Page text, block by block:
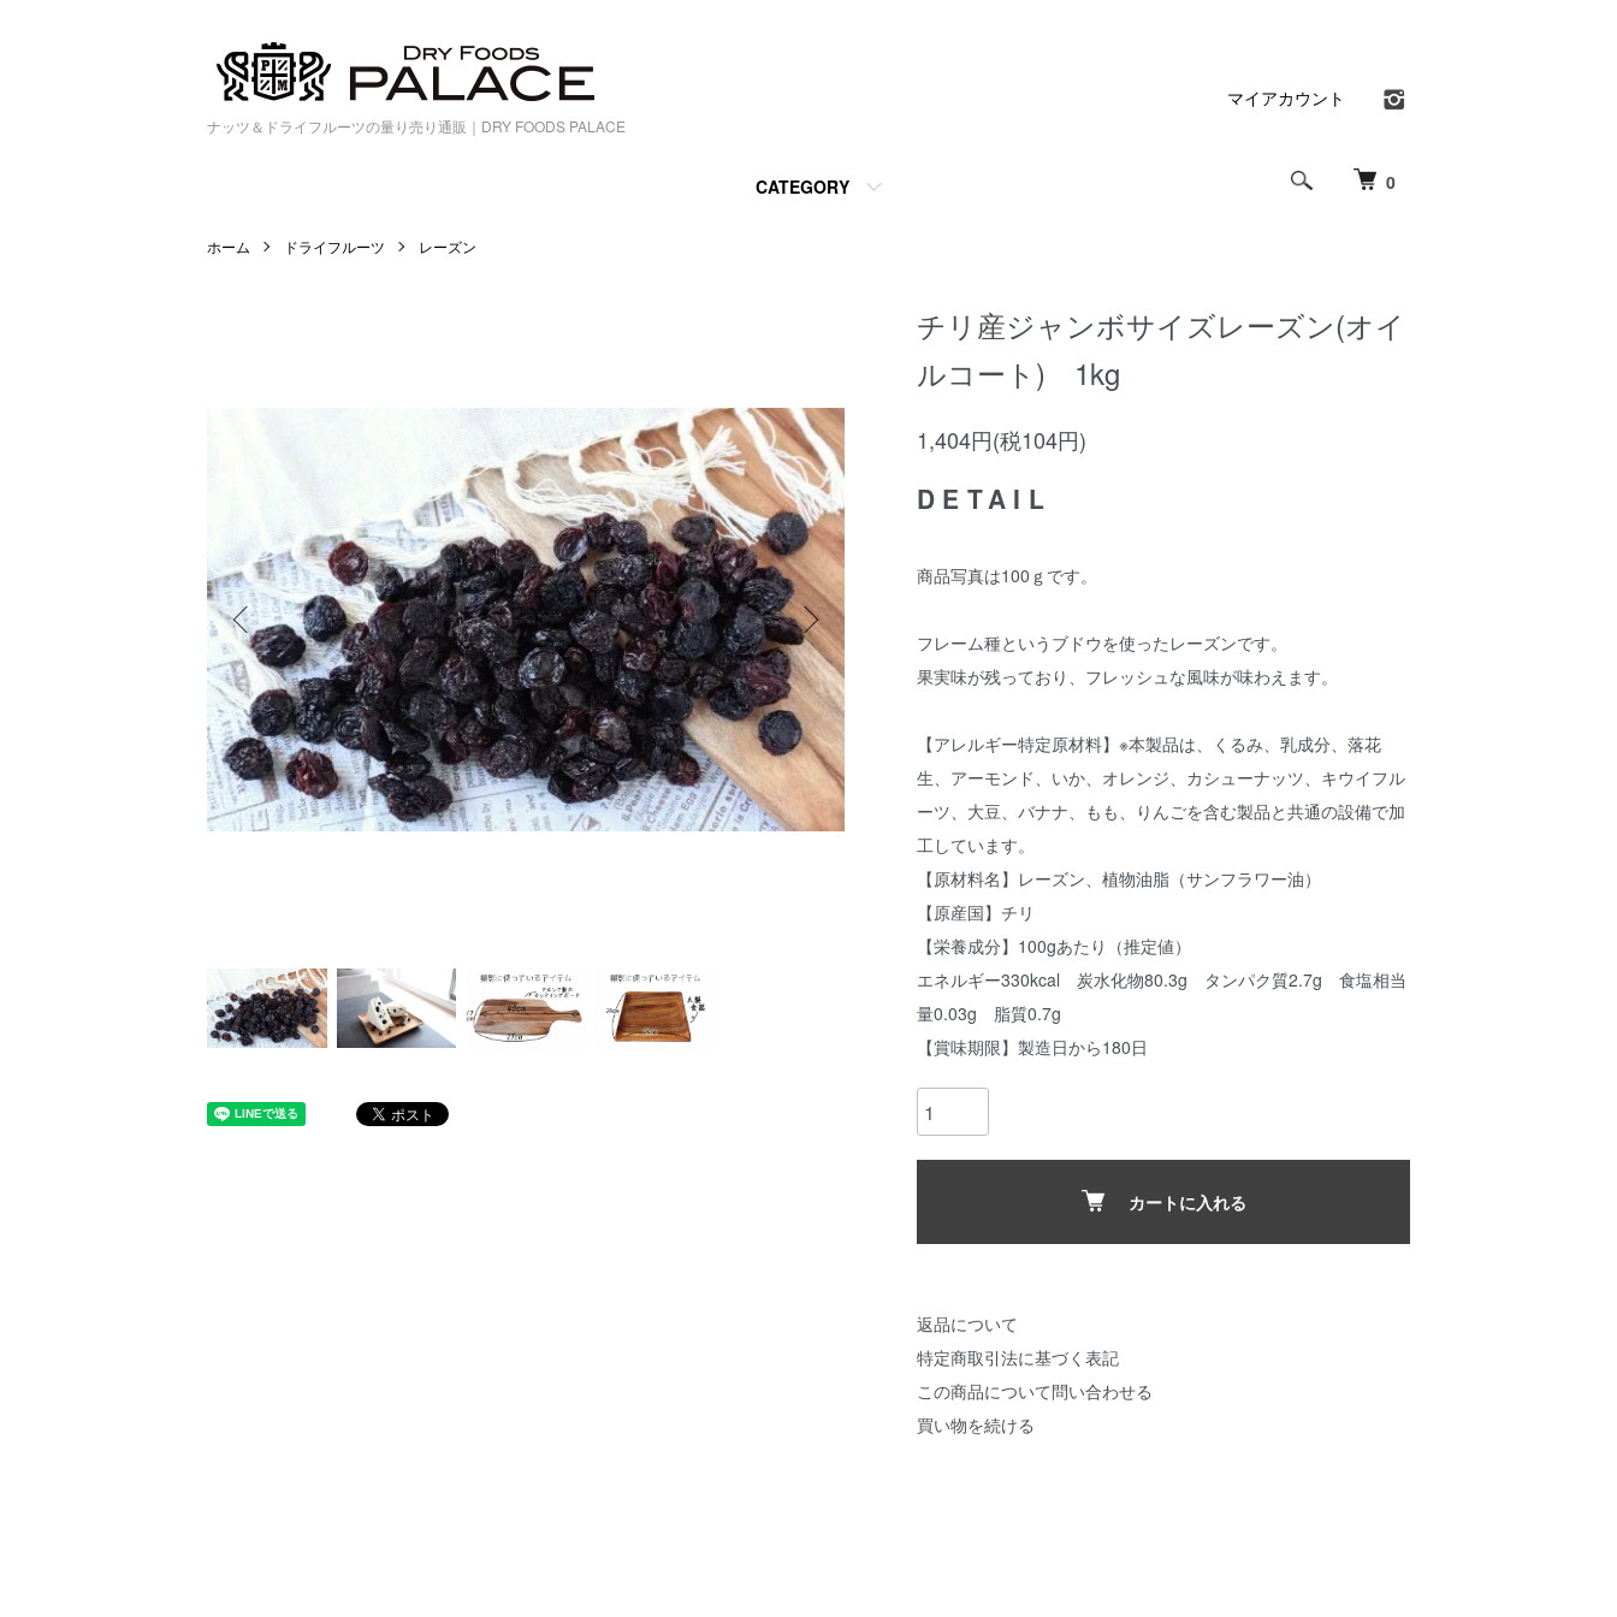
ナッツ＆ドライフルーツの量り売り通販｜DRY FOODS PALACE
0
CATEGORY
マイアカウント
ホーム ドライフルーツ レーズン
チリ産ジャンボサイズレーズン(オイ
ルコート) 1kg
1,404円(税104円)
DETAIL
商品写真は100ｇです。
フレーム種というブドウを使ったレーズンです。
果実味が残っており、フレッシュな風味が味わえます。
【アレルギー特定原材料】※本製品は、くるみ、乳成分、落花
生、アーモンド、いか、オレンジ、カシューナッツ、キウイフル
ーツ、大豆、バナナ、もも、りんごを含む製品と共通の設備で加
工しています。
【原材料名】レーズン、植物油脂（サンフラワー油）
【原産国】チリ
【栄養成分】100gあたり（推定値）
エネルギー330kcal 炭水化物80.3g タンパク質2.7g 食塩相当
量0.03g 脂質0.7g
【賞味期限】製造日から180日
カートに入れる
返品について
特定商取引法に基づく表記
この商品について問い合わせる
買い物を続ける